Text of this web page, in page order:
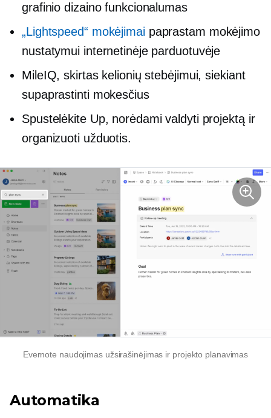
grafinio dizaino funkcionalumas
„Lightspeed“ mokėjimaipaprastam mokėjimo
nustatymui internetinėje parduotuvėje
MileIQ, skirtas kelionių stebėjimui, siekiant
supaprastinti mokesčius
Spustelėkite Up, norėdami valdyti projektą ir
organizuoti užduotis.
Evernote naudojimas užsirašinėjimas ir projekto planavimas
Automatika